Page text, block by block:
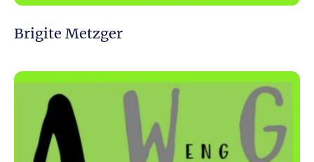
Brigite Metzger